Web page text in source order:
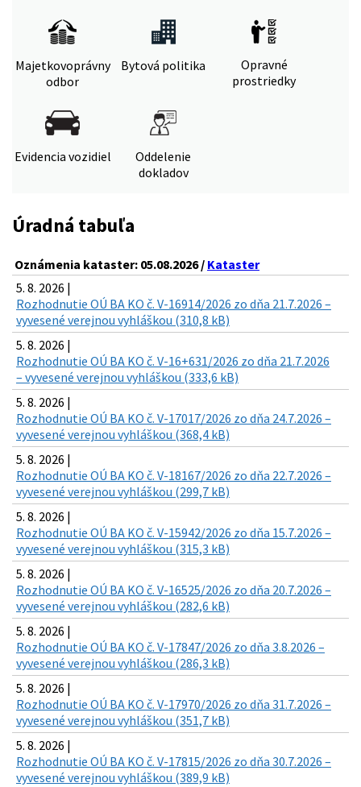
Majetkovoprávny
odbor
Bytová politika
Opravné
prostriedky
Evidencia vozidiel
Oddelenie
dokladov
Úradná tabuľa
Oznámenia kataster: 05.08.2026 / Kataster
5. 8. 2026 |
Rozhodnutie OÚ BA KO č. V-16914/2026 zo dňa 21.7.2026 –
vyvesené verejnou vyhláškou (310,8 kB)
5. 8. 2026 |
Rozhodnutie OÚ BA KO č. V-16+631/2026 zo dňa 21.7.2026
– vyvesené verejnou vyhláškou (333,6 kB)
5. 8. 2026 |
Rozhodnutie OÚ BA KO č. V-17017/2026 zo dňa 24.7.2026 –
vyvesené verejnou vyhláškou (368,4 kB)
5. 8. 2026 |
Rozhodnutie OÚ BA KO č. V-18167/2026 zo dňa 22.7.2026 –
vyvesené verejnou vyhláškou (299,7 kB)
5. 8. 2026 |
Rozhodnutie OÚ BA KO č. V-15942/2026 zo dňa 15.7.2026 –
vyvesené verejnou vyhláškou (315,3 kB)
5. 8. 2026 |
Rozhodnutie OÚ BA KO č. V-16525/2026 zo dňa 20.7.2026 –
vyvesené verejnou vyhláškou (282,6 kB)
5. 8. 2026 |
Rozhodnutie OÚ BA KO č. V-17847/2026 zo dňa 3.8.2026 –
vyvesené verejnou vyhláškou (286,3 kB)
5. 8. 2026 |
Rozhodnutie OÚ BA KO č. V-17970/2026 zo dňa 31.7.2026 –
vyvesené verejnou vyhláškou (351,7 kB)
5. 8. 2026 |
Rozhodnutie OÚ BA KO č. V-17815/2026 zo dňa 30.7.2026 –
vyvesené verejnou vyhláškou (389,9 kB)